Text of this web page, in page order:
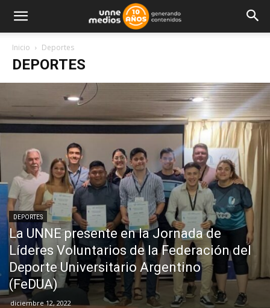
Inicio Deportes
DEPORTES
DEPORTES
La UNNE presente en la Jornada de
Líderes Voluntarios de la Federación del
Deporte Universitario Argentino
(FeDUA)
diciembre 12, 2022